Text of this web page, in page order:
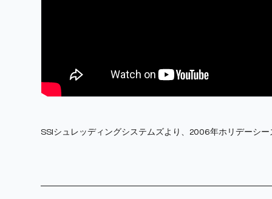
SSIシュレッディングシステムズより、2006年ホリデーシ